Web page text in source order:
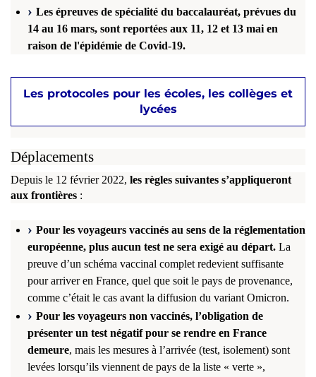
Les épreuves de spécialité du baccalauréat, prévues du
14 au 16 mars, sont reportées aux 11, 12 et 13 mai en
raison de l'épidémie de Covid-19.
Les protocoles pour les écoles, les collèges et
lycées
Déplacements
Depuis le 12 février 2022, les règles suivantes s’appliqueront
aux frontières :
Pour les voyageurs vaccinés au sens de la réglementation
européenne, plus aucun test ne sera exigé au départ. La
preuve d’un schéma vaccinal complet redevient suffisante
pour arriver en France, quel que soit le pays de provenance,
comme c’était le cas avant la diffusion du variant Omicron.
Pour les voyageurs non vaccinés, l’obligation de
présenter un test négatif pour se rendre en France
demeure, mais les mesures à l’arrivée (test, isolement) sont
levées lorsqu’ils viennent de pays de la liste « verte »,